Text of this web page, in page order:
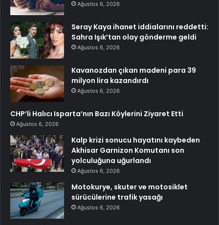
Ağustos 6, 2026
Seray Kaya ihanet iddialarını reddetti:
Sahra Işık’tan olay gönderme geldi
Ağustos 6, 2026
Kavanozdan çıkan madeni para 39
milyon lira kazandırdı
Ağustos 6, 2026
CHP’li Halıcı Isparta’nın Bazı Köylerini Ziyaret Etti
Ağustos 6, 2026
Kalp krizi sonucu hayatını kaybeden
Akhisar Garnizon Komutanı son
yolculuğuna uğurlandı
Ağustos 6, 2026
Motokurye, skuter ve motosiklet
sürücülerine trafik yasağı
Ağustos 6, 2026